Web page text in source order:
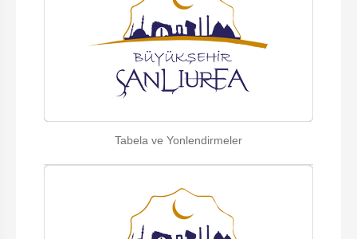
Tabela ve Yonlendirmeler